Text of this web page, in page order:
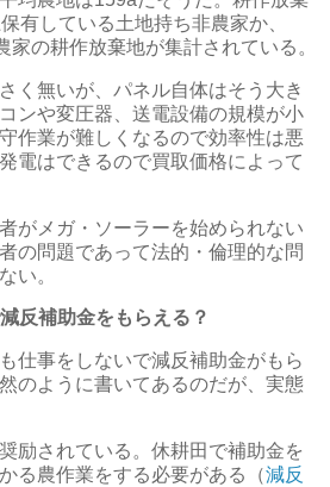
有している土地持ち非農家か、
家の耕作放棄地が集計されている。
く無いが、パネル自体はそう大き
ンや変圧器、送電設備の規模が小
作業が難しくなるので効率性は悪
電はできるので買取価格によって
がメガ・ソーラーを始められない
の問題であって法的・倫理的な問
い。
反補助金をもらえる？
仕事をしないで減反補助金がもら
のように書いてあるのだが、実態
励されている。休耕田で補助金を
る農作業をする必要がある（減反